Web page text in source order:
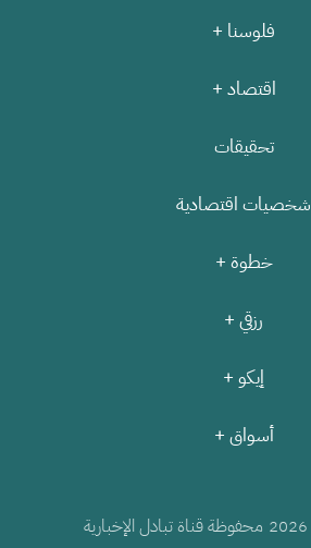
فلوسنا +
اقتصاد +
تحقيقات
شخصيات اقتصادية
خطوة +
رزقي +
إيكو +
أسواق +
2026 محفوظة قناة تبادل الإخبارية